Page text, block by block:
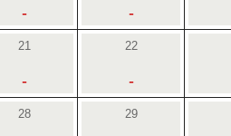
- -
21
-
22
-
28 29